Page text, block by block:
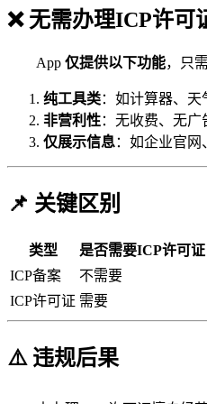
❌ 无需办理ICP许可
App 仅提供以下功能，只
纯工具类：如计算器、天
非营利性：无收费、无广
仅展示信息：如企业官网
📌 关键区别
类型 是否需要ICP许可证
ICP备案
不需要
ICP许可证 需要
⚠️ 违规后果